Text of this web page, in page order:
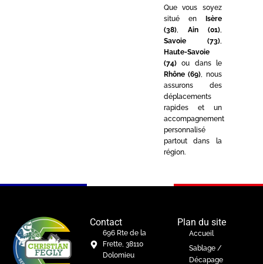
Que vous soyez
situé en Isère
(38), Ain (01)
Savoie (73)
Haute-Savoie
(74)ou dans le
Rhône (69) , nous
assurons des
déplacements
rapides et un
accompagnement
personnalisé
partout dans la
région.
Contact
696 Rte de la
Frette, 38110
Dolomieu
Plan du site
Accueil
Sablage /
Décapage